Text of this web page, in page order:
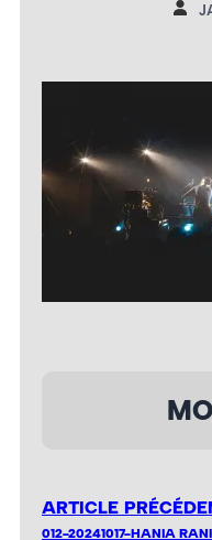
ARTICLE
012-20241017-HANIA